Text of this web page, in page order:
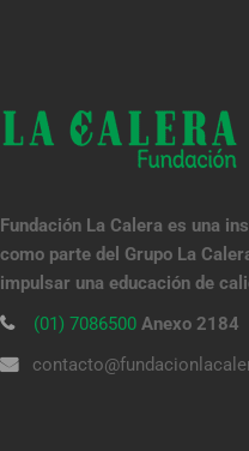
Fundación La Calera es una
como parte del Grupo La
impulsar una educación de
(01) 7086500 Anexo 2184